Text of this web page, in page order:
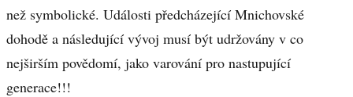
než symbolické. Události předcházející Mnichovské
dohodě a následující vývoj musí být udržovány v co
nejširším povědomí, jako varování pro nastupující
generace!!!